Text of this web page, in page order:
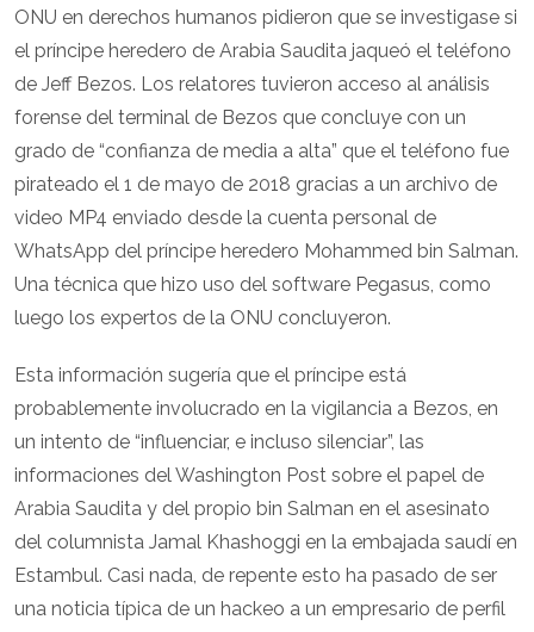
ONU en derechos humanos pidieron que se investigase si
el príncipe heredero de Arabia Saudita jaqueó el teléfono
de Jeff Bezos. Los relatores tuvieron acceso al análisis
forense del terminal de Bezos que concluye con un
grado de “confianza de media a alta” que el teléfono fue
pirateado el 1 de mayo de 2018 gracias a un archivo de
video MP4 enviado desde la cuenta personal de
WhatsApp del príncipe heredero Mohammed bin Salman.
Una técnica que hizo uso del software Pegasus, como
luego los expertos de la ONU concluyeron.
Esta información sugería que el príncipe está
probablemente involucrado en la vigilancia a Bezos, en
un intento de “influenciar, e incluso silenciar”, las
informaciones del Washington Post sobre el papel de
Arabia Saudita y del propio bin Salman en el asesinato
del columnista Jamal Khashoggi en la embajada saudí en
Estambul. Casi nada, de repente esto ha pasado de ser
una noticia típica de un hackeo a un empresario de perfil